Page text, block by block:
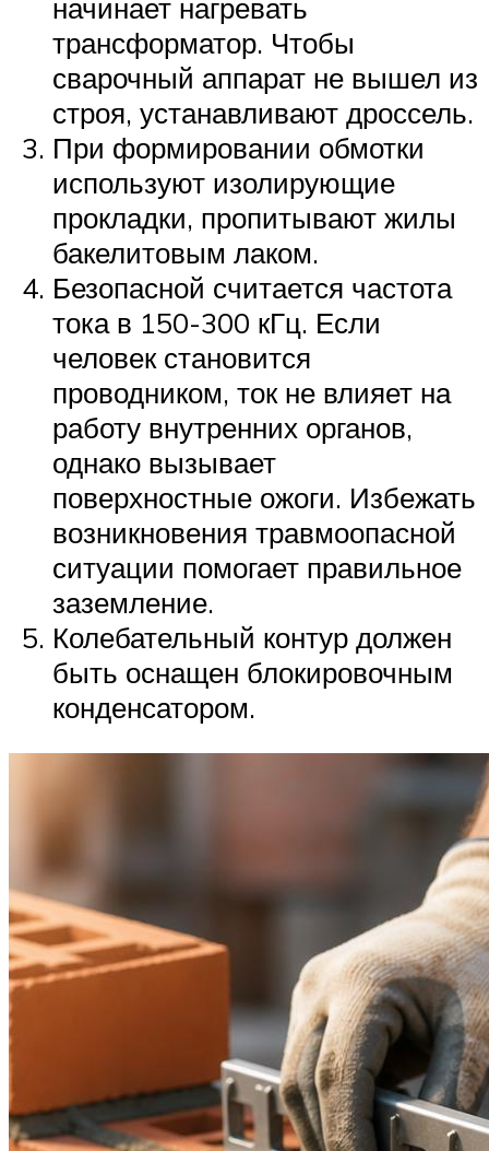
начинает нагревать
трансформатор. Чтобы
сварочный аппарат не вышел из
строя, устанавливают дроссель.
При формировании обмотки
используют изолирующие
прокладки, пропитывают жилы
бакелитовым лаком.
Безопасной считается частота
тока в 150-300 кГц. Если
человек становится
проводником, ток не влияет на
работу внутренних органов,
однако вызывает
поверхностные ожоги. Избежать
возникновения травмоопасной
ситуации помогает правильное
заземление.
Колебательный контур должен
быть оснащен блокировочным
конденсатором.